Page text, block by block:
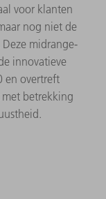
voor klanten
nog niet de
midrange-
innovatieve
en overtreft
betrekking